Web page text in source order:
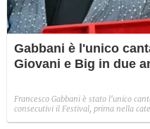
Gabbani è l'unico
Giovani e Big in due
Francesco Gabbani è stato l'unico
consecutivi il Festival, prima nella